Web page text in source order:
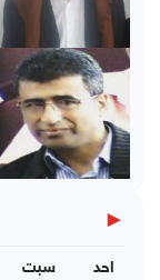
◀
سبت احد